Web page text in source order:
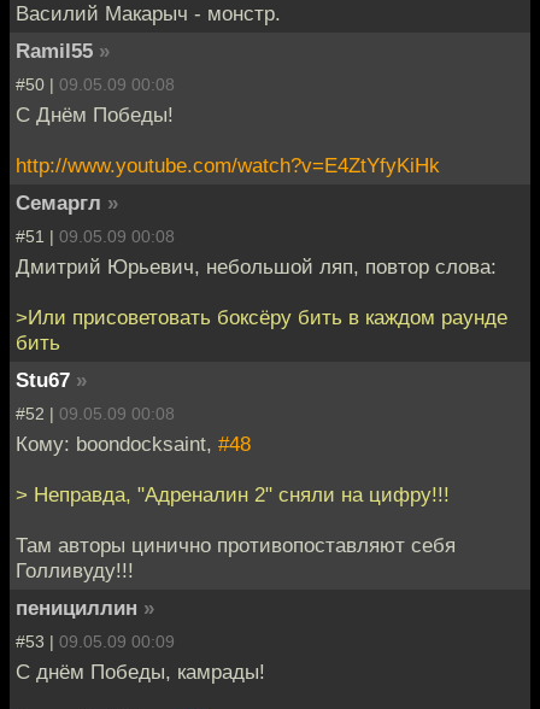
Василий Макарыч - монстр.
Ramil55 »
#50 | 09.05.09 00:08
C Днём Победы!
http://www.youtube.com/watch?v=E4ZtYfyKiHk
Семаргл »
#51 | 09.05.09 00:08
Дмитрий Юрьевич, небольшой ляп, повтор слова:
>Или присоветовать боксёру бить в каждом раунде
бить
Stu67 »
#52 | 09.05.09 00:08
Кому: boondocksaint, #48
> Неправда, "Адреналин 2" сняли на цифру!!!
Там авторы цинично противопоставляют себя
Голливуду!!!
пенициллин »
#53 | 09.05.09 00:09
С днём Победы, камрады!